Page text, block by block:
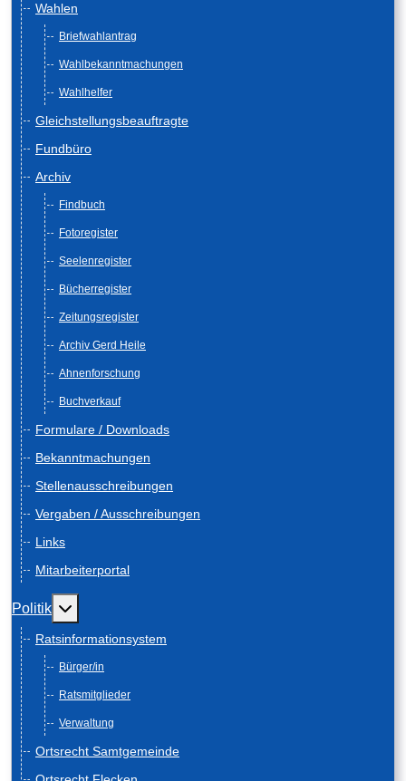
Wahlen
Briefwahlantrag
Wahlbekanntmachungen
Wahlhelfer
Gleichstellungsbeauftragte
Fundbüro
Archiv
Findbuch
Fotoregister
Seelenregister
Bücherregister
Zeitungsregister
Archiv Gerd Heile
Ahnenforschung
Buchverkauf
Formulare / Downloads
Bekanntmachungen
Stellenausschreibungen
Vergaben / Ausschreibungen
Links
Mitarbeiterportal
Politik Weitere Informationen: Politik
Ratsinformationsystem
Bürger/in
Ratsmitglieder
Verwaltung
Ortsrecht Samtgemeinde